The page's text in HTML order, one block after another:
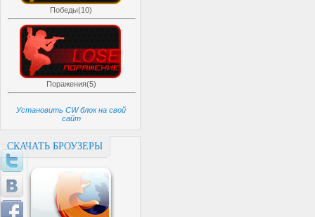
Победы(10)
Поражения(5)
Установить CW блок на свой
сайт
СКАЧАТЬ БРОУЗЕРЫ